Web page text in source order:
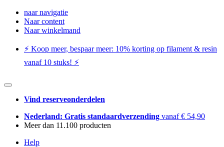
naar navigatie
Naar content
Naar winkelmand
⚡️ Koop meer, bespaar meer: ​​10% korting op filament & resin
vanaf 10 stuks! ⚡️
Vind reserveonderdelen
Nederland: Gratis standaardverzending vanaf € 54,90
Meer dan 11.100 producten
Help